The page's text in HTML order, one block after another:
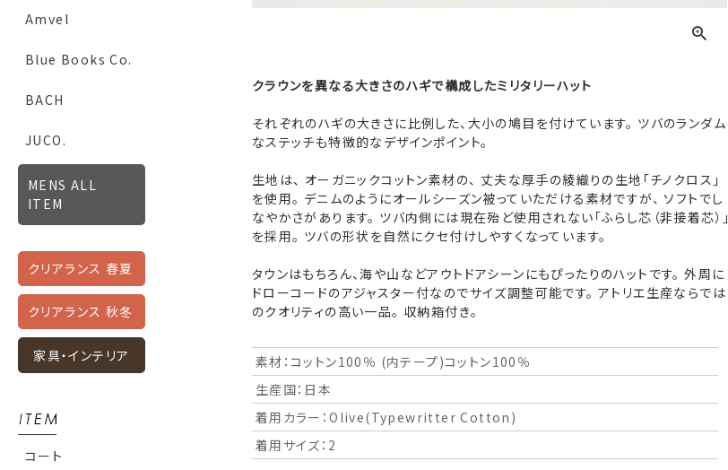
Amvel
Blue Books Co.
BACH
JUCO.
MENS ALL
ITEM
クリアランス 春夏
クリアランス 秋冬
家具・インテリア
コート
クラウンを異なる大きさのハギで構成したミリタリーハット
それぞれのハギの大きさに比例した、大小の鳩目を付けています。 ツバのランダム
なステッチも特徴的なデザインポイント。
生地は、 オーガニックコットン素材の、 丈夫な厚手の綾織りの生地「チノクロス」
を使用。 デニムのようにオールシーズン被っていただける素材ですが、 ソフトでし
なやかさがあります。 ツバ内側には現在殆ど使用されない「ふらし芯（非接着芯）」
を採用。 ツバの形状を自然にクセ付けしやすくなっています。
タウンはもちろん、海や山などアウトドアシーンにもぴったりのハットです。 外周に
ドローコードのアジャスター付なのでサイズ調整可能です。 アトリエ生産ならでは
のクオリティの高い一品。 収納箱付き。
素材：コットン100％ (内テープ)コットン100％
生産国：日本
着用カラー：Olive(Typewritter Cotton)
着用サイズ：2